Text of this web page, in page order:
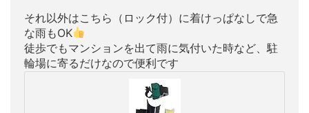
それ以外はこちら（ロック付）に着けっぱなしで急
な雨もOK
徒歩でもマンションを出て雨に気付いた時など、駐
輪場に寄るだけなので便利です